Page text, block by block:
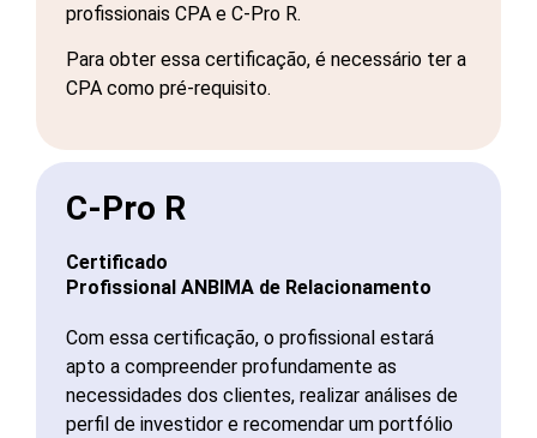
profissionais CPA e C-Pro R.
Para obter essa certificação, é necessário ter a
CPA como pré-requisito.
C-Pro R
Certificado
Profissional ANBIMA de Relacionamento
Com essa certificação, o profissional estará
apto a compreender profundamente as
necessidades dos clientes, realizar análises de
perfil de investidor e recomendar um portfólio